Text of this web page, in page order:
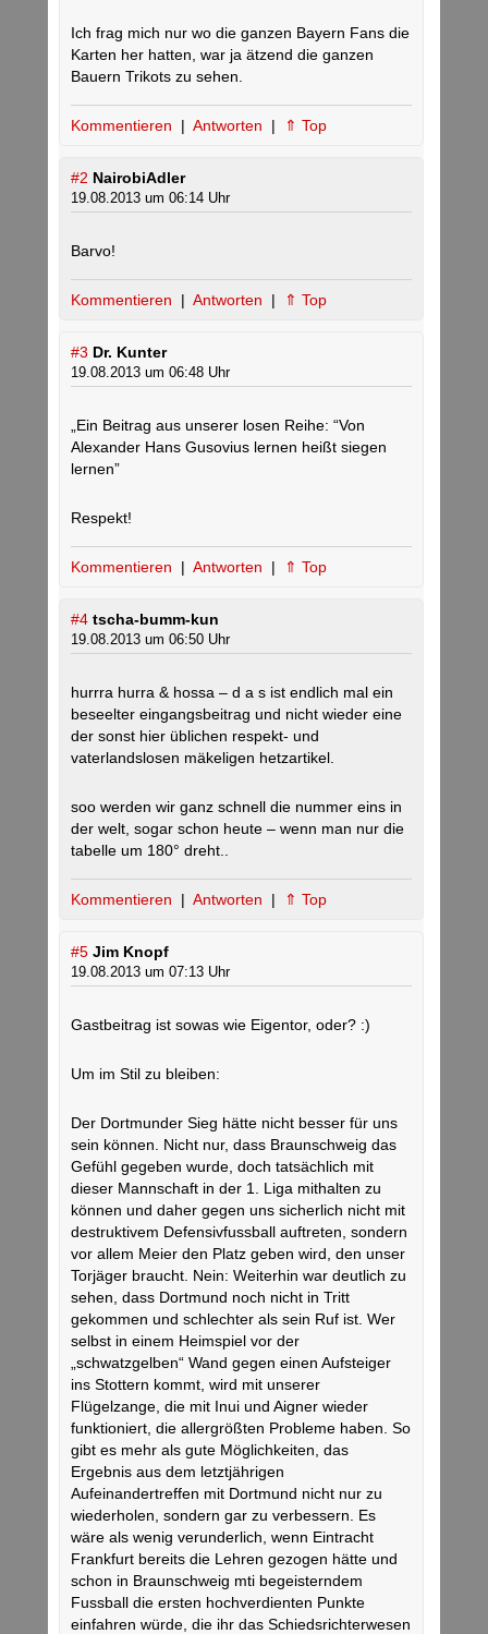
Ich frag mich nur wo die ganzen Bayern Fans die
Karten her hatten, war ja ätzend die ganzen
Bauern Trikots zu sehen.
Kommentieren | Antworten | ⇑ Top
#2 NairobiAdler
19.08.2013 um 06:14 Uhr
Barvo!
Kommentieren | Antworten | ⇑ Top
#3 Dr. Kunter
19.08.2013 um 06:48 Uhr
„Ein Beitrag aus unserer losen Reihe: “Von
Alexander Hans Gusovius lernen heißt siegen
lernen”
Respekt!
Kommentieren | Antworten | ⇑ Top
#4 tscha-bumm-kun
19.08.2013 um 06:50 Uhr
hurrra hurra & hossa – d a s ist endlich mal ein
beseelter eingangsbeitrag und nicht wieder eine
der sonst hier üblichen respekt- und
vaterlandslosen mäkeligen hetzartikel.
soo werden wir ganz schnell die nummer eins in
der welt, sogar schon heute – wenn man nur die
tabelle um 180° dreht..
Kommentieren | Antworten | ⇑ Top
#5 Jim Knopf
19.08.2013 um 07:13 Uhr
Gastbeitrag ist sowas wie Eigentor, oder? :)
Um im Stil zu bleiben:
Der Dortmunder Sieg hätte nicht besser für uns
sein können. Nicht nur, dass Braunschweig das
Gefühl gegeben wurde, doch tatsächlich mit
dieser Mannschaft in der 1. Liga mithalten zu
können und daher gegen uns sicherlich nicht mit
destruktivem Defensivfussball auftreten, sondern
vor allem Meier den Platz geben wird, den unser
Torjäger braucht. Nein: Weiterhin war deutlich zu
sehen, dass Dortmund noch nicht in Tritt
gekommen und schlechter als sein Ruf ist. Wer
selbst in einem Heimspiel vor der
„schwatzgelben“ Wand gegen einen Aufsteiger
ins Stottern kommt, wird mit unserer
Flügelzange, die mit Inui und Aigner wieder
funktioniert, die allergrößten Probleme haben. So
gibt es mehr als gute Möglichkeiten, das
Ergebnis aus dem letztjährigen
Aufeinandertreffen mit Dortmund nicht nur zu
wiederholen, sondern gar zu verbessern. Es
wäre als wenig verunderlich, wenn Eintracht
Frankfurt bereits die Lehren gezogen hätte und
schon in Braunschweig mti begeisterndem
Fussball die ersten hochverdienten Punkte
einfahren würde, die ihr das Schiedsrichterwesen